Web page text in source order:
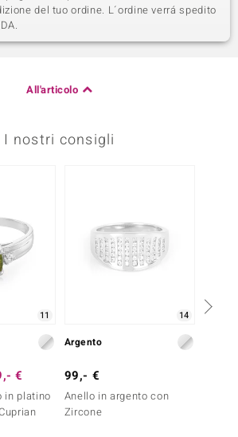
del tuo ordine. L´ordine verrá spedito
All'articolo
I nostri consigli
11
€
in platino
14
Argento
99,- €
Anello in argento con
Zircone